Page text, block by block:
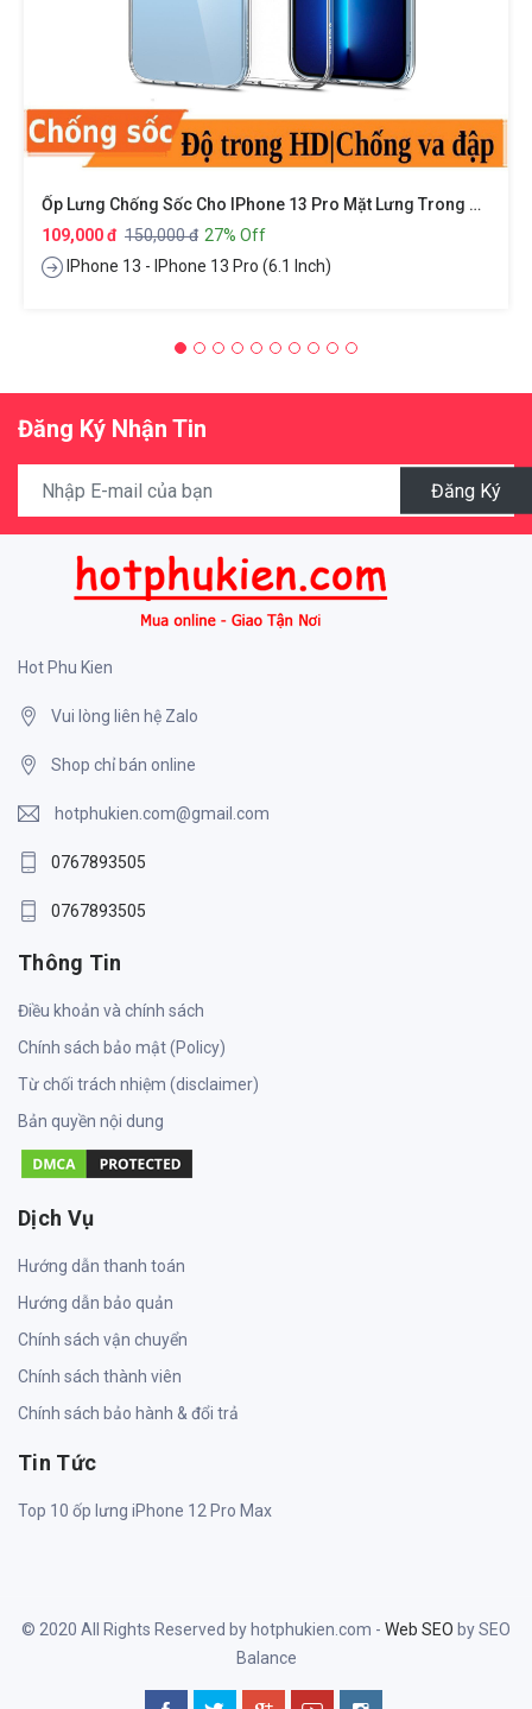
Ốp Lưng Chống Sốc Cho IPhone 13 Pro Mặt Lưng Trong Suốt Siêu Mỏng 0.8mm Hiệu X-Level Sparkling Series
109,000 đ 150,000 đ 27% Off
IPhone 13 - IPhone 13 Pro (6.1 Inch)
Đăng Ký Nhận Tin
Đăng Ký
Hot Phu Kien
Vui lòng liên hệ Zalo
Shop chỉ bán online
hotphukien.com@gmail.com
0767893505
0767893505
Thông Tin
Điều khoản và chính sách
Chính sách bảo mật (Policy)
Từ chối trách nhiệm (disclaimer)
Bản quyền nội dung
Dịch Vụ
Hướng dẫn thanh toán
Hướng dẫn bảo quản
Chính sách vận chuyển
Chính sách thành viên
Chính sách bảo hành & đổi trả
Tin Tức
Top 10 ốp lưng iPhone 12 Pro Max
© 2020 All Rights Reserved by hotphukien.com - Web SEO by SEO
Balance